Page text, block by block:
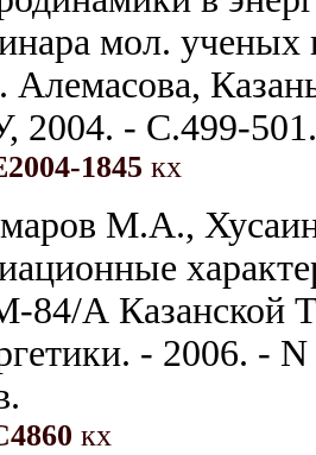
мол. ученых
2004. - С.499-501.
1845 кх
М.А.,
84/А Казанской
- 2006. -
кх